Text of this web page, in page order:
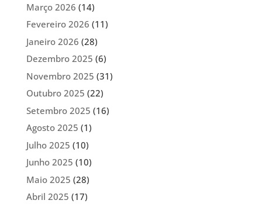
Março 2026 (14)
Fevereiro 2026 (11)
Janeiro 2026 (28)
Dezembro 2025 (6)
Novembro 2025 (31)
Outubro 2025 (22)
Setembro 2025 (16)
Agosto 2025 (1)
Julho 2025 (10)
Junho 2025 (10)
Maio 2025 (28)
Abril 2025 (17)